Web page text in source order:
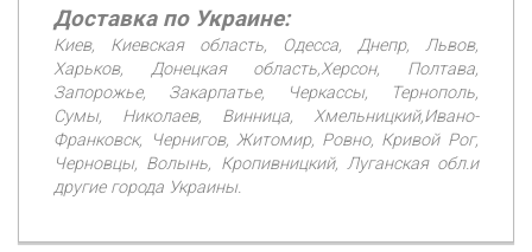
Доставка по Украине:
Киев, Киевская область, Одесса, Днепр, Львов,
Харьков, Донецкая область,Херсон, Полтава,
Запорожье, Закарпатье, Черкассы, Тернополь,
Сумы, Николаев, Винница, Хмельницкий,Ивано-
Франковск, Чернигов, Житомир, Ровно, Кривой Рог,
Черновцы, Волынь, Кропивницкий, Луганская обл.и
другие города Украины.